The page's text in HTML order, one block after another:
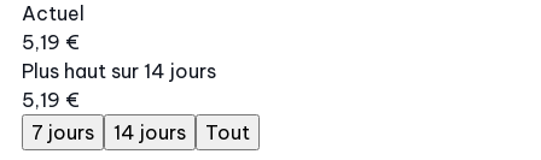
Actuel
5,19 €
Plus haut sur 14 jours
5,19 €
7 jours
14 jours Tout